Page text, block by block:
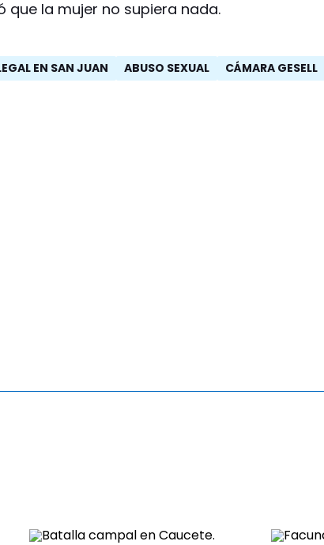
que la mujer no supiera nada.
EN SAN JUAN ABUSO SEXUAL CÁMARA GESELL